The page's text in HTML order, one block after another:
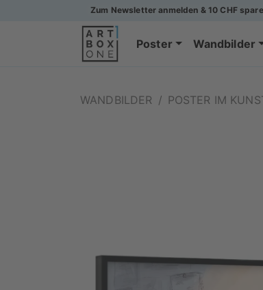
Zum Newsletter anmelden & 10 CHF
Poster Wandbilder
WANDBILDER / POSTER IM